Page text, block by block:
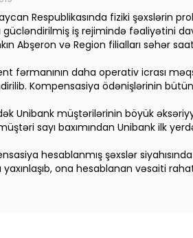
Respublikasında fiziki şəxslərin
gücləndirilmiş iş rejimində fəaliyətini
Abşeron və Region filialları səhər
fərmanının daha operativ icrası
Kompensasiya ödənişlərinin
Unibank müştərilərinin böyük
sayı baxımından Unibank ilk
hesablanmış şəxslər
yaxınlaşıb, ona hesablanan vəsaiti